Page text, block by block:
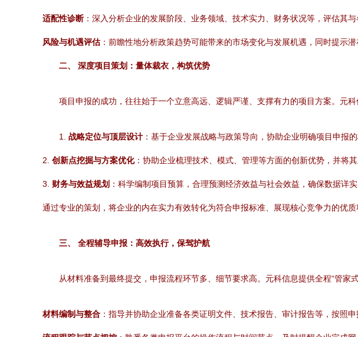
适配性诊断 ：深入分析企业的发展阶段、业务领域、技术实力、财务状况等，评估其
风险与机遇评估：前瞻性地分析政策趋势可能带来的市场变化与发展机遇，同时提示
二、 深度项目策划：量体裁衣，构筑优势
项目申报的成功，往往始于一个立意高远、逻辑严谨、支撑有力的项目方案。元
1. 战略定位与顶层设计 ：基于企业发展战略与政策导向，协助企业明确项目申报
2. 创新点挖掘与方案优化：协助企业梳理技术、模式、管理等方面的创新优势，并将
3. 财务与效益规划 ：科学编制项目预算，合理预测经济效益与社会效益，确保数据详
通过专业的策划，将企业的内在实力有效转化为符合申报标准、展现核心竞争力的优质
三、 全程辅导申报：高效执行，保驾护航
从材料准备到最终提交，申报流程环节多、细节要求高。元科信息提供全程“管家
材料编制与整合 ：指导并协助企业准备各类证明文件、技术报告、审计报告等，按照